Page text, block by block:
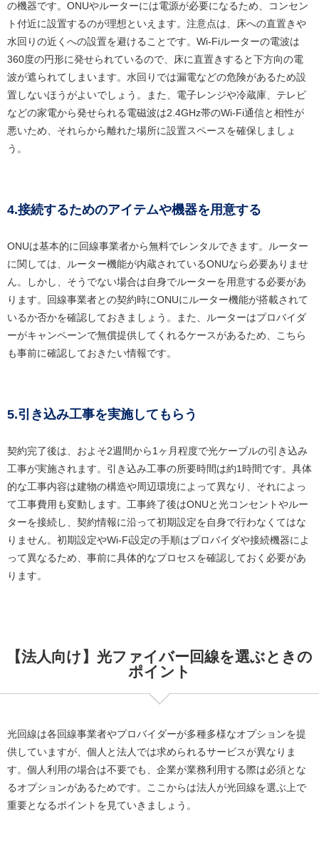
の機器です。ONUやルーターには電源が必要になるため、コンセン
ト付近に設置するのが理想といえます。注意点は、床への直置きや
水回りの近くへの設置を避けることです。Wi-Fiルーターの電波は
360度の円形に発せられているので、床に直置きすると下方向の電
波が遮られてしまいます。水回りでは漏電などの危険があるため設
置しないほうがよいでしょう。また、電子レンジや冷蔵庫、テレビ
などの家電から発せられる電磁波は2.4GHz帯のWi-Fi通信と相性が
悪いため、それらから離れた場所に設置スペースを確保しましょ
う。
4.接続するためのアイテムや機器を用意する
ONUは基本的に回線事業者から無料でレンタルできます。ルーター
に関しては、ルーター機能が内蔵されているONUなら必要ありませ
ん。しかし、そうでない場合は自身でルーターを用意する必要があ
ります。回線事業者との契約時にONUにルーター機能が搭載されて
いるか否かを確認しておきましょう。また、ルーターはプロバイダ
ーがキャンペーンで無償提供してくれるケースがあるため、こちら
も事前に確認しておきたい情報です。
5.引き込み工事を実施してもらう
契約完了後は、およそ2週間から1ヶ月程度で光ケーブルの引き込み
工事が実施されます。引き込み工事の所要時間は約1時間です。具体
的な工事内容は建物の構造や周辺環境によって異なり、それによっ
て工事費用も変動します。工事終了後はONUと光コンセントやルー
ターを接続し、契約情報に沿って初期設定を自身で行わなくてはな
りません。初期設定やWi-Fi設定の手順はプロバイダや接続機器によ
って異なるため、事前に具体的なプロセスを確認しておく必要があ
ります。
【法人向け】光ファイバー回線を選ぶときの
ポイント
光回線は各回線事業者やプロバイダーが多種多様なオプションを提
供していますが、個人と法人では求められるサービスが異なりま
す。個人利用の場合は不要でも、企業が業務利用する際は必須とな
るオプションがあるためです。ここからは法人が光回線を選ぶ上で
重要となるポイントを見ていきましょう。